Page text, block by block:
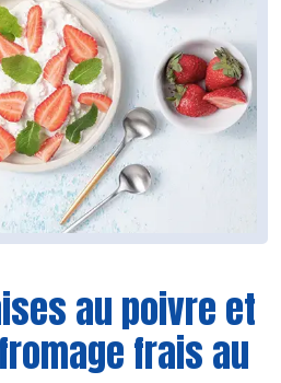
au poivre et
frais au